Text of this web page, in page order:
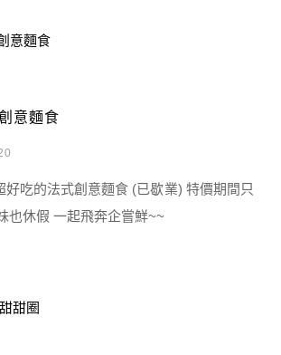
意麵食
好吃的法式創意麵食 (已歇業) 特價期間只
也休假 一起飛奔企嘗鮮~~